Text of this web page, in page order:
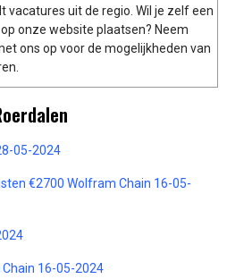
vacatures uit de regio. Wil je zelf een
onze website plaatsen? Neem
ons op voor de mogelijkheden van
05-2024
€2700 Wolfram Chain 16-05-
16-05-2024